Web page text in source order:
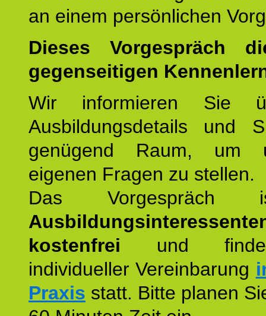
an einem persönlichen
Dieses Vorgespräch
gegenseitigen
Wir informieren Sie
Ausbildungsdetails und
genügend Raum, um
eigenen Fragen zu stellen.
Das
kostenfrei und
individueller Vereinbarung
Praxis statt. Bitte planen